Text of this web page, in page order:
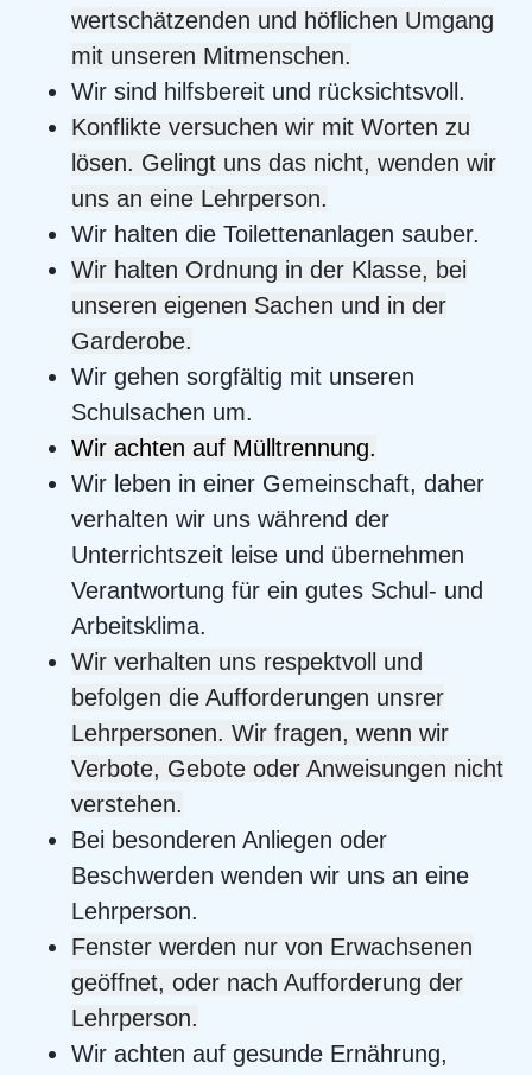
wertschätzenden und höflichen Umgang
mit unseren Mitmenschen.
Wir sind hilfsbereit und rücksichtsvoll.
Konflikte versuchen wir mit Worten zu
lösen. Gelingt uns das nicht, wenden wir
uns an eine Lehrperson.
Wir halten die Toilettenanlagen sauber.
Wir halten Ordnung in der Klasse, bei
unseren eigenen Sachen und in der
Garderobe.
Wir gehen sorgfältig mit unseren
Schulsachen um.
Wir achten auf Mülltrennung.
Wir leben in einer Gemeinschaft, daher
verhalten wir uns während der
Unterrichtszeit leise und übernehmen
Verantwortung für ein gutes Schul- und
Arbeitsklima.
Wir verhalten uns respektvoll und
befolgen die Aufforderungen unsrer
Lehrpersonen. Wir fragen, wenn wir
Verbote, Gebote oder Anweisungen nicht
verstehen.
Bei besonderen Anliegen oder
Beschwerden wenden wir uns an eine
Lehrperson.
Fenster werden nur von Erwachsenen
geöffnet, oder nach Aufforderung der
Lehrperson.
Wir achten auf gesunde Ernährung,